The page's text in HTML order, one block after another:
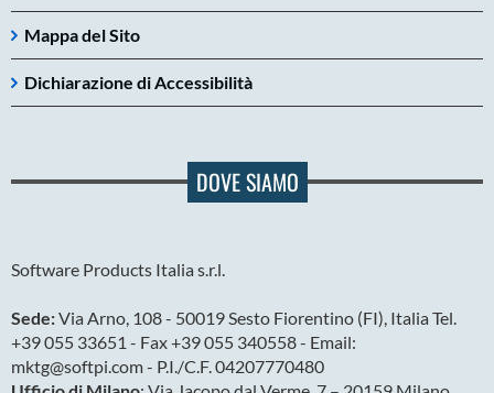
Mappa del Sito
Dichiarazione di Accessibilità
DOVE SIAMO
Software Products Italia s.r.l.
Sede:Via Arno, 108 - 50019 Sesto Fiorentino (FI), Italia Tel.
+39 055 33651 - Fax +39 055 340558 - Email:
mktg@softpi.com - P.I./C.F. 04207770480